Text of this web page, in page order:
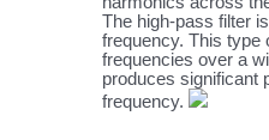
The high-pass filter
frequency. This type
frequencies over a
produces significant
frequency.